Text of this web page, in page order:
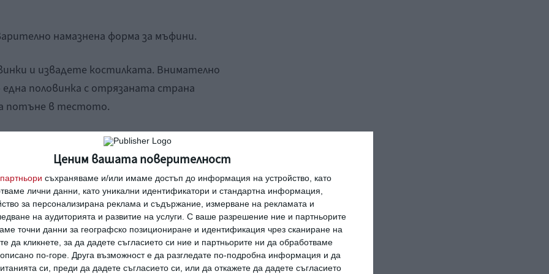
Ценим вашата поверителност
партньори съхраняваме и/или имаме достъп до информация на устройство, като
лични данни, като уникални идентификатори и стандартна информация,
за персонализирана реклама и съдържание, измерване на рекламата и
на аудиторията и развитие на услуги. С ваше разрешение ние и партньорите
точни данни за географско позициониране и идентификация чрез сканиране на
да кликнете, за да дадете съгласието си ние и партньорите ни да обработваме
описано по-горе. Друга възможност е да разгледате по-подробна информация и да
си, преди да дадете съгласието си, или да откажете да дадете съгласието
намазнена форма за мъфини.
и извадете костилката. Внимателно
половинка с отрязаната страна
потъне в тестото.
загрята на 180 градуса фурна до суха клечка.
деликатно с малко конфитюр преди
кайсиеви кексчета